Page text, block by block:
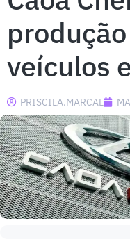
veículos
PRISCILA.MARCAL